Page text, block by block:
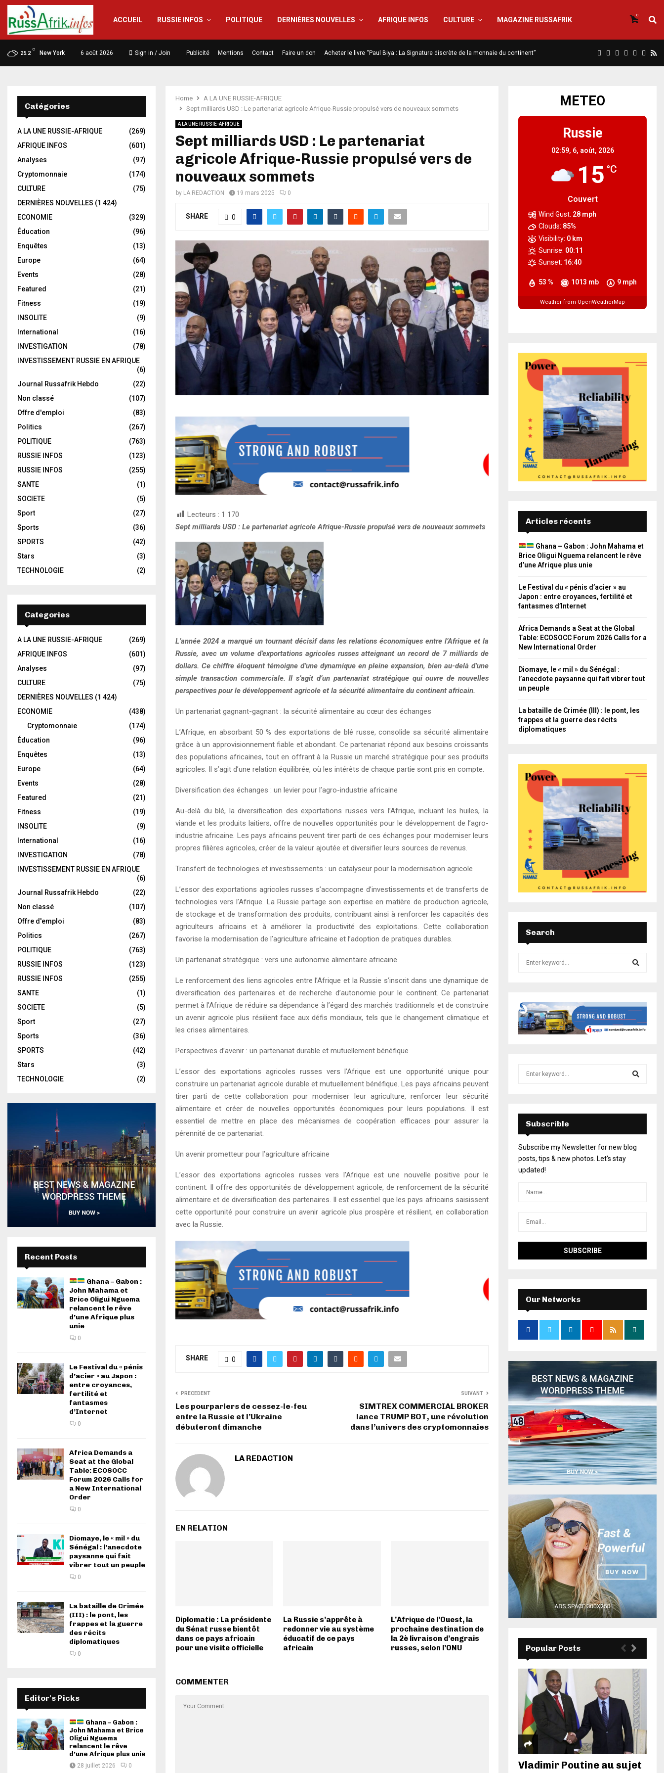
ACCUEIL RUSSIE INFOS POLITIQUE DERNIÈRES NOUVELLES AFRIQUE INFOS CULTURE MAGAZINE RUSSAFRIK
0
25.2
C
New York 6 août 2026 Sign in / Join Publicité Mentions Contact Faire un don Acheter le livre “Paul Biya : La Signature discrète de la monnaie du continent”
Home
A LA UNE RUSSIE-AFRIQUE
Sept milliards USD : Le partenariat agricole Afrique-Russie propulsé vers de nouveaux sommets
A LA UNE RUSSIE-AFRIQUE
Sept milliards USD : Le partenariat
agricole Afrique-Russie propulsé vers de
nouveaux sommets
by LA REDACTION 19 mars 2025 0
SHARE 0
Lecteurs : 1 170
Sept milliards USD : Le partenariat agricole Afrique-Russie propulsé vers de nouveaux sommets
L’année 2024 a marqué un tournant décisif dans les relations économiques entre l’Afrique et la
Russie, avec un volume d’exportations agricoles russes atteignant un record de 7 milliards de
dollars. Ce chiffre éloquent témoigne d’une dynamique en pleine expansion, bien au-delà d’une
simple transaction commerciale. Il s’agit d’un partenariat stratégique qui ouvre de nouvelles
perspectives pour le développement agricole et la sécurité alimentaire du continent africain.
Un partenariat gagnant-gagnant : la sécurité alimentaire au cœur des échanges
L’Afrique, en absorbant 50 % des exportations de blé russe, consolide sa sécurité alimentaire
grâce à un approvisionnement fiable et abondant. Ce partenariat répond aux besoins croissants
des populations africaines, tout en offrant à la Russie un marché stratégique pour ses produits
agricoles. Il s’agit d’une relation équilibrée, où les intérêts de chaque partie sont pris en compte.
Diversification des échanges : un levier pour l’agro-industrie africaine
Au-delà du blé, la diversification des exportations russes vers l’Afrique, incluant les huiles, la
viande et les produits laitiers, offre de nouvelles opportunités pour le développement de l’agro-
industrie africaine. Les pays africains peuvent tirer parti de ces échanges pour moderniser leurs
propres filières agricoles, créer de la valeur ajoutée et diversifier leurs sources de revenus.
Transfert de technologies et investissements : un catalyseur pour la modernisation agricole
L’essor des exportations agricoles russes s’accompagne d’investissements et de transferts de
technologies vers l’Afrique. La Russie partage son expertise en matière de production agricole,
de stockage et de transformation des produits, contribuant ainsi à renforcer les capacités des
agriculteurs africains et à améliorer la productivité des exploitations. Cette collaboration
favorise la modernisation de l’agriculture africaine et l’adoption de pratiques durables.
Un partenariat stratégique : vers une autonomie alimentaire africaine
Le renforcement des liens agricoles entre l’Afrique et la Russie s’inscrit dans une dynamique de
diversification des partenaires et de recherche d’autonomie pour le continent. Ce partenariat
permet à l’Afrique de réduire sa dépendance à l’égard des marchés traditionnels et de construire
un avenir agricole plus résilient face aux défis mondiaux, tels que le changement climatique et
les crises alimentaires.
Perspectives d’avenir : un partenariat durable et mutuellement bénéfique
L’essor des exportations agricoles russes vers l’Afrique est une opportunité unique pour
construire un partenariat agricole durable et mutuellement bénéfique. Les pays africains peuvent
tirer parti de cette collaboration pour moderniser leur agriculture, renforcer leur sécurité
alimentaire et créer de nouvelles opportunités économiques pour leurs populations. Il est
essentiel de mettre en place des mécanismes de coopération efficaces pour assurer la
pérennité de ce partenariat.
Un avenir prometteur pour l’agriculture africaine
L’essor des exportations agricoles russes vers l’Afrique est une nouvelle positive pour le
continent. Il offre des opportunités de développement agricole, de renforcement de la sécurité
alimentaire et de diversification des partenaires. Il est essentiel que les pays africains saisissent
cette opportunité pour construire un avenir agricole plus prospère et résilient, en collaboration
avec la Russie.
SHARE 0
PRECEDENT
Les pourparlers de cessez-le-feu
entre la Russie et l’Ukraine
débuteront dimanche
SUIVANT
SIMTREX COMMERCIAL BROKER
lance TRUMP BOT, une révolution
dans l’univers des cryptomonnaies
LA REDACTION
EN RELATION
Diplomatie : La présidente
du Sénat russe bientôt
dans ce pays africain
pour une visite officielle
La Russie s’apprête à
redonner vie au système
éducatif de ce pays
africain
L’Afrique de l’Ouest, la
prochaine destination de
la 2è livraison d’engrais
russes, selon l’ONU
COMMENTER
Catégories
A LA UNE RUSSIE-AFRIQUE
(269)
AFRIQUE INFOS
(601)
Analyses
(97)
Cryptomonnaie
(174)
CULTURE
(75)
DERNIÈRES NOUVELLES (1 424)
ECONOMIE
(329)
Éducation
(96)
Enquêtes
(13)
Europe
(64)
Events
(28)
Featured
(21)
Fitness
(19)
INSOLITE
(9)
International
(16)
INVESTIGATION
(78)
INVESTISSEMENT RUSSIE EN AFRIQUE
(6)
Journal Russafrik Hebdo
(22)
Non classé
(107)
Offre d'emploi
(83)
Politics
(267)
POLITIQUE
(763)
RUSSIE INFOS
(123)
RUSSIE INFOS
(255)
SANTE
(1)
SOCIETE
(5)
Sport
(27)
Sports
(36)
SPORTS
(42)
Stars
(3)
TECHNOLOGIE
(2)
Categories
A LA UNE RUSSIE-AFRIQUE
(269)
AFRIQUE INFOS
(601)
Analyses
(97)
CULTURE
(75)
DERNIÈRES NOUVELLES (1 424)
ECONOMIE
(438)
Cryptomonnaie
(174)
Éducation
(96)
Enquêtes
(13)
Europe
(64)
Events
(28)
Featured
(21)
Fitness
(19)
INSOLITE
(9)
International
(16)
INVESTIGATION
(78)
INVESTISSEMENT RUSSIE EN AFRIQUE
(6)
Journal Russafrik Hebdo
(22)
Non classé
(107)
Offre d'emploi
(83)
Politics
(267)
POLITIQUE
(763)
RUSSIE INFOS
(123)
RUSSIE INFOS
(255)
SANTE
(1)
SOCIETE
(5)
Sport
(27)
Sports
(36)
SPORTS
(42)
Stars
(3)
TECHNOLOGIE
(2)
Recent Posts
Ghana – Gabon :
John Mahama et
Brice Oligui Nguema
relancent le rêve
d’une Afrique plus
unie
0
Le Festival du « pénis
d’acier » au Japon :
entre croyances,
fertilité et
fantasmes
d’Internet
0
Africa Demands a
Seat at the Global
Table: ECOSOCC
Forum 2026 Calls for
a New International
Order
0
Diomaye, le « mil » du
Sénégal : l’anecdote
paysanne qui fait
vibrer tout un peuple
0
La bataille de Crimée
(III) : le pont, les
frappes et la guerre
des récits
diplomatiques
0
Editor's Picks
Ghana – Gabon :
John Mahama et Brice
Oligui Nguema
relancent le rêve
d’une Afrique plus unie
28 juillet 2026 0
METEO
Russie
02:59, 6, août, 2026
15 °C
Couvert
53 % 1013 mb 9 mph
Wind Gust: 28 mph
Clouds: 85%
Visibility: 0 km
Sunrise: 00:11
Sunset: 16:40
Weather from OpenWeatherMap
Articles récents
Ghana – Gabon : John Mahama et
Brice Oligui Nguema relancent le rêve
d’une Afrique plus unie
Le Festival du « pénis d’acier » au
Japon : entre croyances, fertilité et
fantasmes d’Internet
Africa Demands a Seat at the Global
Table: ECOSOCC Forum 2026 Calls for a
New International Order
Diomaye, le « mil » du Sénégal :
l’anecdote paysanne qui fait vibrer tout
un peuple
La bataille de Crimée (III) : le pont, les
frappes et la guerre des récits
diplomatiques
Search
Subscrible
Subscribe my Newsletter for new blog
posts, tips & new photos. Let's stay
updated!
Our Networks
Popular Posts
Vladimir Poutine au sujet